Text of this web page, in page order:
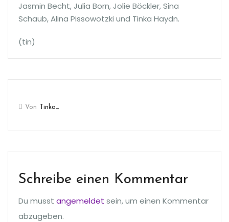
Jasmin Becht, Julia Born, Jolie Böckler, Sina
Schaub, Alina Pissowotzki und Tinka Haydn.
(tin)
Von Tinka_
Schreibe einen Kommentar
Du musst angemeldet sein, um einen Kommentar
abzugeben.